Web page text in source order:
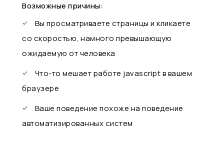
Возможные причины:
Вы просматриваете страницы и кликаете
со скоростью, намного превышающую
ожидаемую от человека
Что-то мешает работе javascript в вашем
браузере
Ваше поведение похоже на поведение
автоматизированных систем